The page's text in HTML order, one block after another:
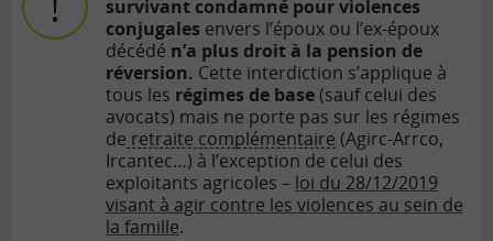
survivant condamné pour violences
conjugales envers l’époux ou l’ex-époux
décédé n’a plus droit à la pension de
réversion. Cette interdiction s’applique à
tous les régimes de base(sauf celui des
avocats) mais ne porte pas sur les régimes
de retraite complémentaire (Agirc-Arrco,
Ircantec…) à l’exception de celui des
exploitants agricoles – loi du 28/12/2019
visant à agir contre les violences au sein de
la famille.